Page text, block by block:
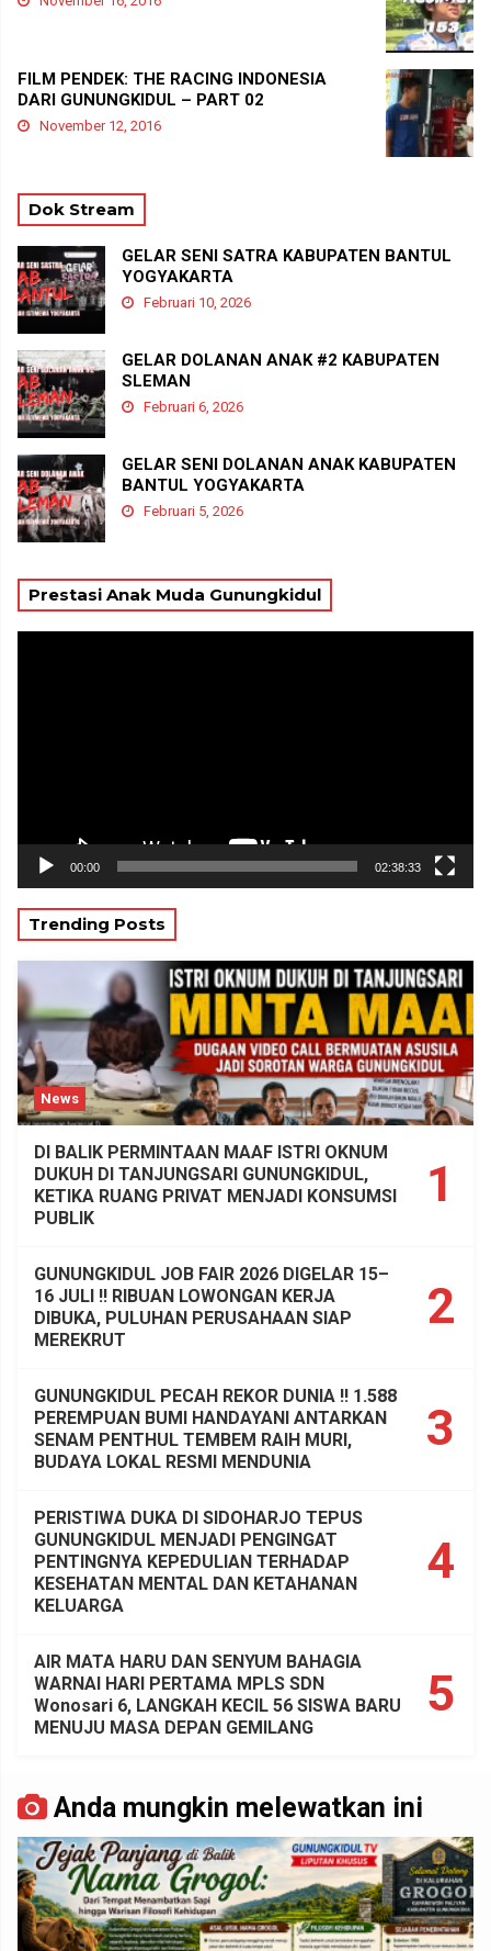
FILM PENDEK: THE RACING INDONESIA
DARI GUNUNGKIDUL – PART 02
November 12, 2016
Dok Stream
GELAR SENI SATRA KABUPATEN BANTUL
YOGYAKARTA
Februari 10, 2026
GELAR DOLANAN ANAK #2 KABUPATEN
SLEMAN
Februari 6, 2026
GELAR SENI DOLANAN ANAK KABUPATEN
BANTUL YOGYAKARTA
Februari 5, 2026
Prestasi Anak Muda Gunungkidul
00:00 02:38:33
Trending Posts
News
1
DI BALIK PERMINTAAN MAAF ISTRI OKNUM
DUKUH DI TANJUNGSARI GUNUNGKIDUL,
KETIKA RUANG PRIVAT MENJADI KONSUMSI
PUBLIK
2
GUNUNGKIDUL JOB FAIR 2026 DIGELAR 15–
16 JULI !! RIBUAN LOWONGAN KERJA
DIBUKA, PULUHAN PERUSAHAAN SIAP
MEREKRUT
3
GUNUNGKIDUL PECAH REKOR DUNIA !! 1.588
PEREMPUAN BUMI HANDAYANI ANTARKAN
SENAM PENTHUL TEMBEM RAIH MURI,
BUDAYA LOKAL RESMI MENDUNIA
4
PERISTIWA DUKA DI SIDOHARJO TEPUS
GUNUNGKIDUL MENJADI PENGINGAT
PENTINGNYA KEPEDULIAN TERHADAP
KESEHATAN MENTAL DAN KETAHANAN
KELUARGA
5
AIR MATA HARU DAN SENYUM BAHAGIA
WARNAI HARI PERTAMA MPLS SDN
Wonosari 6, LANGKAH KECIL 56 SISWA BARU
MENUJU MASA DEPAN GEMILANG
Anda mungkin melewatkan ini